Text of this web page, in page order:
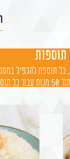
תוספות
2 סוגי תוספות, כל תוספת